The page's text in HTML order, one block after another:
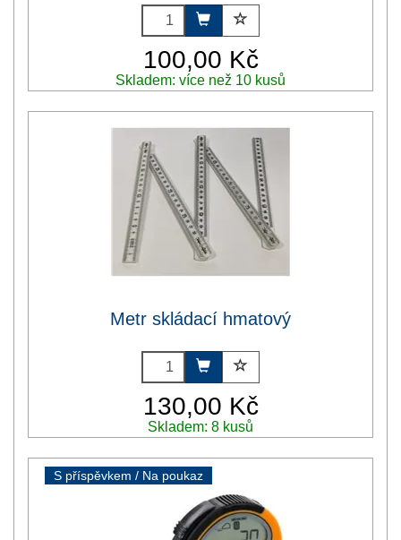
100,00 Kč
Skladem: více než 10 kusů
Metr skládací hmatový
130,00 Kč
Skladem: 8 kusů
S příspěvkem / Na poukaz